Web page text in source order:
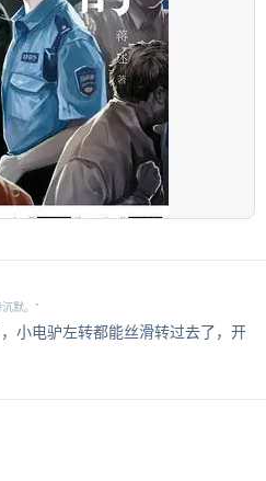
默。”
小电驴左转都能丝滑转过去了，开